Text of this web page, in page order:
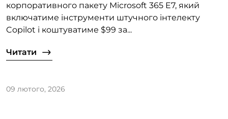
корпоративного пакету Microsoft 365 E7, який
включатиме інструменти штучного інтелекту
Copilot і коштуватиме $99 за...
Читати
09 лютого, 2026